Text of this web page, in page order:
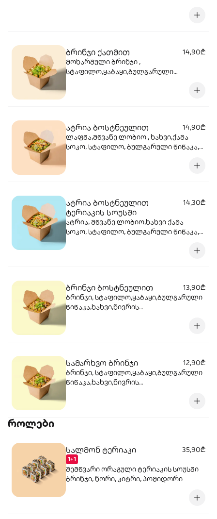
ტკბილ-ცხარე სოუსით, მწვანე ლობიო.
ბრინჯი ქათმით
14,90₾
მოხარშული ბრინჯი ,
სტაფილო,ყაბაყი,ბულგარული
ატრია ბოსტნეულით
14,90₾
ლაფშა,მწვანე ლობიო , ხახვი,ქამა
სოკო, სტაფილო, ბულგარული წიწაკა,
ატრია ბოსტნეულით
ტერიაკის სოუსში
14,30₾
ატრია, მწვანე ლობიო,ხახვი ქამა
სოკო, სტაფილო, ბულგარული წიწაკა,
ბრინჯი ბოსტნეულით
13,90₾
ბრინჯი, სტაფილო,ყაბაყი,ბულგარული
წიწაკა,ხახვი,ნივრის
სამარხვო ბრინჯი
12,90₾
ბრინჯი, სტაფილო,ყაბაყი,ბულგარული
წიწაკა,ხახვი,ნივრის
როლები
სალმონ ტერიაკი
1+1
35,90₾
შემწვარი ორაგული ტერიაკის სოუსში
ბრინჯი, ნორი, კიტრი, პომიდორი